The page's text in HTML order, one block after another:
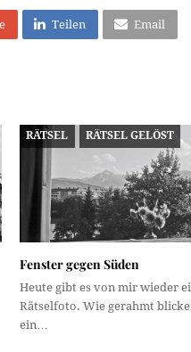
Teilen Email
RÄTSEL RÄTSEL GELÖST
Fenster gegen Süden
Heute gibt es von mir wieder
Rätselfoto. Wie gerahmt
ein…